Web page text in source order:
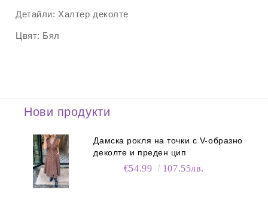
Детайли: Халтер деколте
Цвят: Бял
Нови продукти
Дамска рокля на точки с V-образно
деколте и преден цип
€54.99 107.55лв.